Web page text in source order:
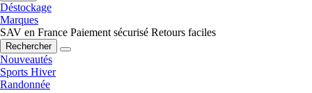
Déstockage
Marques
SAV en France Paiement sécurisé Retours faciles
Rechercher
Nouveautés
Sports Hiver
Randonnée